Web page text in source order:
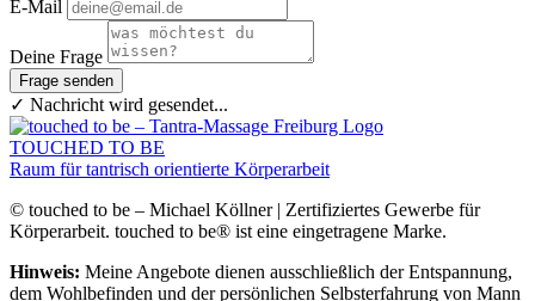
E-Mail
Deine Frage
Frage senden
✓ Nachricht wird gesendet...
TOUCHED TO BE
Raum für tantrisch orientierte Körperarbeit
© touched to be – Michael Köllner | Zertifiziertes Gewerbe für
Körperarbeit. touched to be® ist eine eingetragene Marke.
Hinweis: Meine Angebote dienen ausschließlich der Entspannung,
dem Wohlbefinden und der persönlichen Selbsterfahrung von Mann